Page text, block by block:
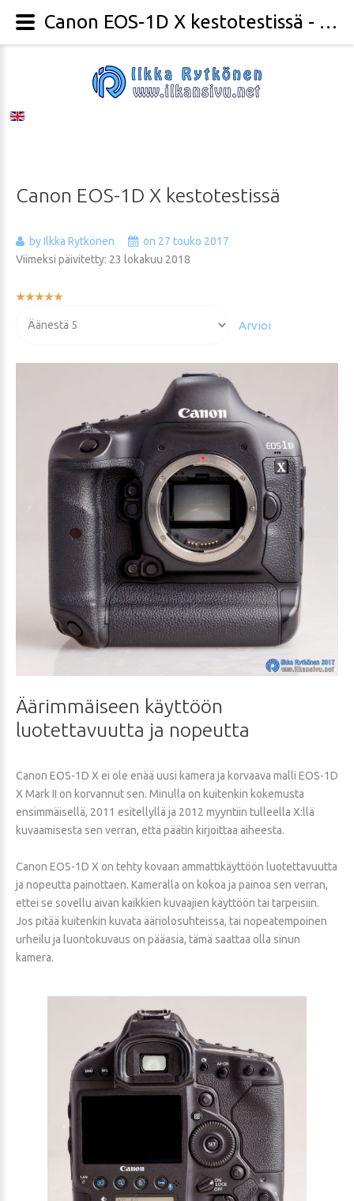
Canon EOS-1D X kestotestissä
by Ilkka Rytkönen
on 27 touko 2017
Viimeksi päivitetty: 23 lokakuu 2018
Käyttäjän
arvioida
Äärimmäiseen käyttöön
luotettavuutta ja nopeutta
Canon EOS-1D X ei ole enää uusi kamera ja korvaava malli EOS-1D
X Mark II on korvannut sen. Minulla on kuitenkin kokemusta
ensimmäisellä, 2011 esitellyllä ja 2012 myyntiin tulleella X:llä
kuvaamisesta sen verran, että päätin kirjoittaa aiheesta.
Canon EOS-1D X on tehty kovaan ammattikäyttöön luotettavuutta
ja nopeutta painottaen. Kameralla on kokoa ja painoa sen verran,
ettei se sovellu aivan kaikkien kuvaajien käyttöön tai tarpeisiin.
Jos pitää kuitenkin kuvata ääriolosuhteissa, tai nopeatempoinen
urheilu ja luontokuvaus on pääasia, tämä saattaa olla sinun
kamera.
Canon EOS-1D X kestotestissä - Valokuvaaja Ilkka Rytkönen